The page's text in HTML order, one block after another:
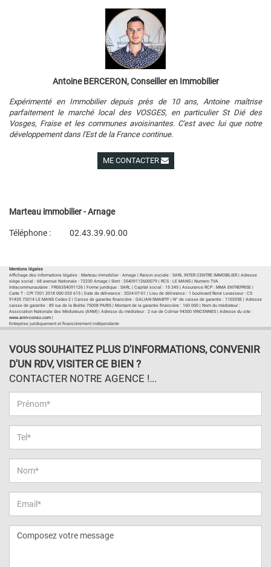
Antoine BERCERON, Conseiller en Immobilier
Expérimenté en Immobilier depuis près de 10 ans, Antoine maîtrise
parfaitement le marché local des VOSGES, en particulier St Dié des
Vosges, Fraise et les communes avoisinantes. C'est avec lui que notre
développement dans l'Est de la France continue.
ME CONTACTER
Marteau immobilier - Arnage
Téléphone :
02.43.39.90.00
Mentions légales
Affichage des informations légales : Marteau immobilier - Arnage | Raison sociale : SARL INTER CENTRE IMMOBILIER | Adresse
siège social : 68 avenue Nationale - 72230 Arnage | Siret : 35409112600079 | RCS : LE MANS | Numero TVA
Intracommunautaire : FR06354091126 | Forme juridique : SARL | Capital social : 15 245 | Assurance RCP : MMA ENTREPRISE |
Carte T : CPI 7201 2018 000 033 615 | Date de délivrance : 2024-07-01 | Lieu de délivrance : 1 boulevard René Levasseur - CS
91435 72014 LE MANS Cedex 2 | Caisse de garantie financière : GALIAN-SMABTP. | N° de caisse de garantie : 110335E | Adresse
caisse de garantie : 89 rue de la Boétie 75008 PARIS | Montant de la garantie financière : 160 000 | Nom du médiateur :
Association Nationale des Médiateurs (ANM) | Adresse du médiateur : 2 rue de Colmar 94300 VINCENNES | Adresse du site :
www.anm-conso.com
Entreprise juridiquement et financièrement indépendante
VOUS SOUHAITEZ PLUS D'INFORMATIONS, CONVENIR
D'UN RDV, VISITER CE BIEN ?
CONTACTER NOTRE AGENCE !...